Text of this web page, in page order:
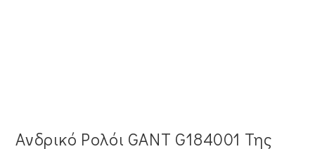
Ανδρικό Ρολόι GANT G184001 Της